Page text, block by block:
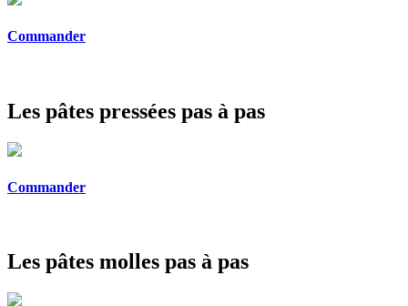
Commander
Les pâtes pressées pas à pas
Commander
Les pâtes molles pas à pas